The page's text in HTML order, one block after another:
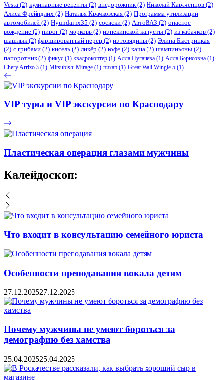
Vesta (2) кулинарные рецепты (2) внедорожник (2) Николай Караченцов (2)
Алиса Фрейндлих (2) Наталья Крачковская (2) Программа утилизации
автомобилей (2) ​Hyundai ix35 (2) сосиски (2) АвтоВАЗ (2) опасное
вождение (2) пирог (2) морковь (2) из пекинской капусты (2) из кабачков (2)
шашлык (2) фаршированный перец (2) из говядины (2) Элина Быстрицкая
(2) с грибами (2) кисель (2) ликёр (2) кофе (2) каша (2) шампиньоны (2)
папоротник (2) фикус (1) квадрокоптер (1) Алла Пугачева (1) Алла Борисовна (1)
Chery Arrizo 3 (1) Mitsubishi Mirage (1) пикап (1) Great Wall Wingle 5 (1)
VIP туры и VIP экскурсии по Краснодару
Пластическая операция глазами мужчины
Калейдоскоп:
Что входит в консультацию семейного юриста
Особенности преподавания вокала детям
27.12.202527.12.2025
Почему мужчины не умеют бороться за
демографию без хамства
25.04.202525.04.2025